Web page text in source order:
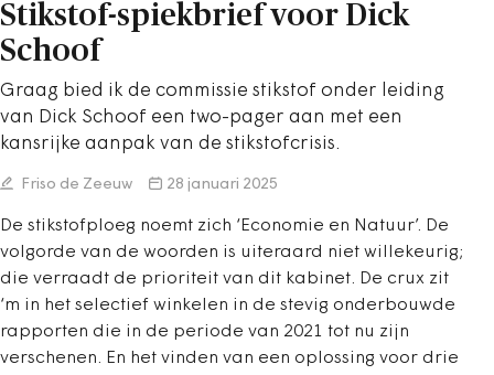
Stikstof-spiekbrief voor Dick
Schoof
Graag bied ik de commissie stikstof onder leiding
van Dick Schoof een two-pager aan met een
kansrijke aanpak van de stikstofcrisis.
Friso de Zeeuw 28 januari 2025
De stikstofploeg noemt zich ‘Economie en Natuur’. De
volgorde van de woorden is uiteraard niet willekeurig;
die verraadt de prioriteit van dit kabinet. De crux zit
‘m in het selectief winkelen in de stevig onderbouwde
rapporten die in de periode van 2021 tot nu zijn
verschenen. En het vinden van een oplossing voor drie